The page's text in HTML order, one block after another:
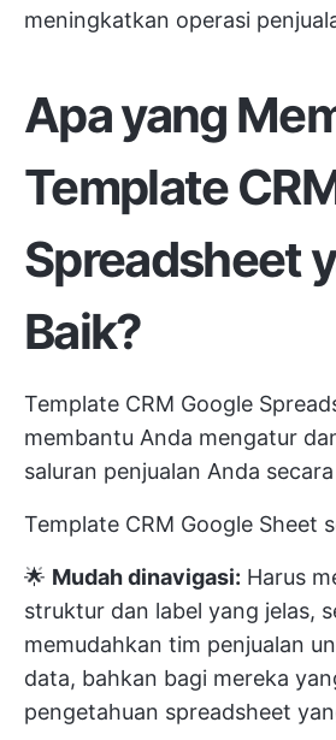
meningkatkan operasi
Apa yang
Template
Spreadsheet
Baik?
Template CRM Google
membantu Anda mengatur
saluran penjualan Anda
Template CRM Google Sheet
🌟 Mudah dinavigasi: Harus
struktur dan label yang jelas,
memudahkan tim penjualan
data, bahkan bagi mereka
pengetahuan spreadsheet